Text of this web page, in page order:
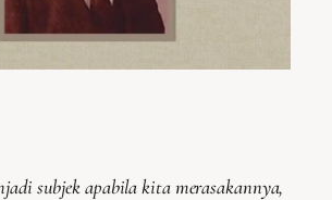
subjek apabila kita merasakannya,